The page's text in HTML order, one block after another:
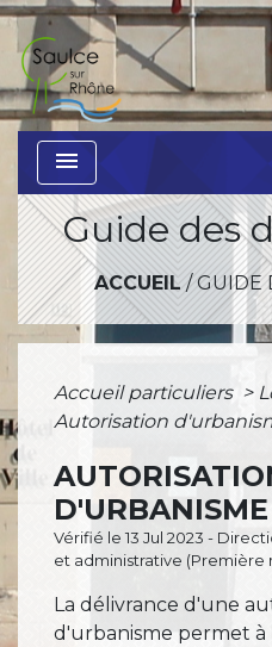
menu
Guide des
ACCUEIL /GUIDE
Accueil particuliers >
Autorisation
D'URBANISME
Vérifié le 13 Jul 2023 -
et administrative (Première
La délivrance d'une
d'urbanisme permet